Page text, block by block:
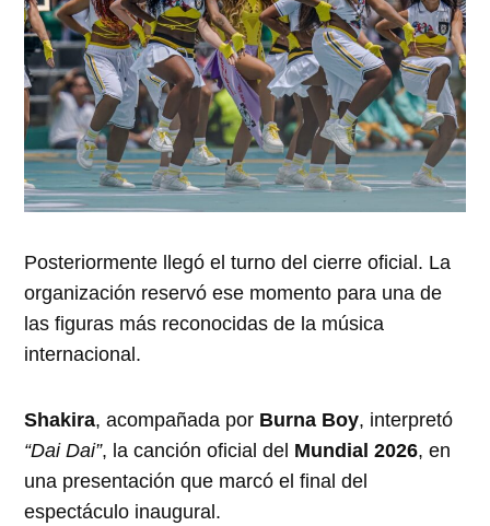
Posteriormente llegó el turno del cierre oficial. La
organización reservó ese momento para una de
las figuras más reconocidas de la música
internacional.
Shakira, acompañada por Burna Boy, interpretó
“Dai Dai”, la canción oficial del Mundial 2026, en
una presentación que marcó el final del
espectáculo inaugural.